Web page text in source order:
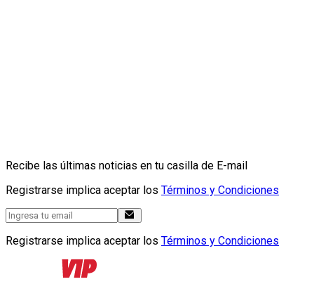
Recibe las últimas noticias en tu casilla de E-mail
Registrarse implica aceptar los Términos y Condiciones
Registrarse implica aceptar los Términos y Condiciones